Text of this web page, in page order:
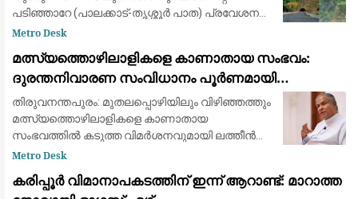
പടിഞ്ഞാറേ (പാലക്കാട്-തൃശ്ശൂർ പാത) പ്രവേശന
കവാടത്തിന് സമീപം ശക്തമായ മണ്ണിടിച്ചിൽ.
മുകളിലെ മ
Metro Desk
മത്സ്യത്തൊഴിലാളികളെ കാണാതായ സംഭവം:
ദുരന്തനിവാരണ സംവിധാനം പൂർണമായി
പരാജയപ്പെട്ടു; കടുത്ത വിമർശനവുമായി ഫാ. യൂജിൻ
പെരേര
തിരുവനന്തപുരം: മുതലപ്പൊഴിയിലും വിഴിഞ്ഞത്തും
മത്സ്യത്തൊഴിലാളികളെ കാണാതായ
സംഭവത്തില്‍ കടുത്ത വിമര്‍ശനവുമായി ലത്തീന്‍
സഭ വികാരി ജനറല്‍ ഫാ. യൂജിന്‍ പെരേര. സംഭവം
Metro Desk
കരിപ്പൂർ വിമാനാപകടത്തിന് ഇന്ന് ആറാണ്ട്: മാറാത്ത